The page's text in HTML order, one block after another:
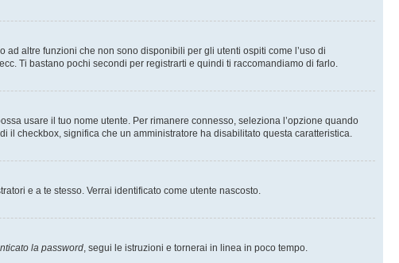
altre funzioni che non sono disponibili per gli utenti ospiti come l’uso di
Ti bastano pochi secondi per registrarti e quindi ti raccomandiamo di farlo.
usare il tuo nome utente. Per rimanere connesso, seleziona l’opzione quando
il checkbox, significa che un amministratore ha disabilitato questa caratteristica.
e a te stesso. Verrai identificato come utente nascosto.
la password, segui le istruzioni e tornerai in linea in poco tempo.